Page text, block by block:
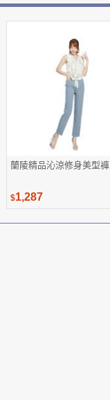
蘭陵精品沁涼修身美型褲
$1,287